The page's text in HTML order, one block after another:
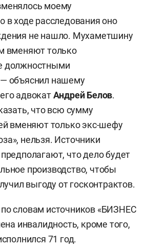
моему
в ходе расследования оно
не нашло. Мухаметшину
вменяют только
должностными
объяснил нашему
адвокатАндрей Белов.
что всю сумму
вменяют только экс-шефу
нельзя. Источники
что дело будет
производство, чтобы
выгоду от госконтрактов.
словам источников «БИЗНЕС
инвалидность, кроме того,
71 год.